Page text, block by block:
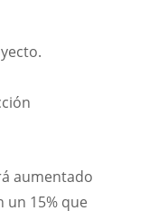
aumentado
un 15% que